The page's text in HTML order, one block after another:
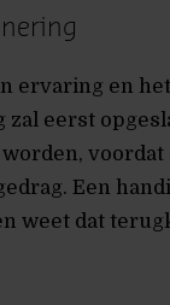
ervaring en
zal eerst
Een
weet dat